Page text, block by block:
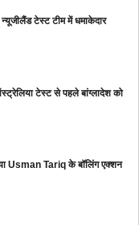
टेस्ट टीम में धमाकेदार
टेस्ट से पहले बांग्लादेश को
Usman Tariq के बॉलिंग एक्शन